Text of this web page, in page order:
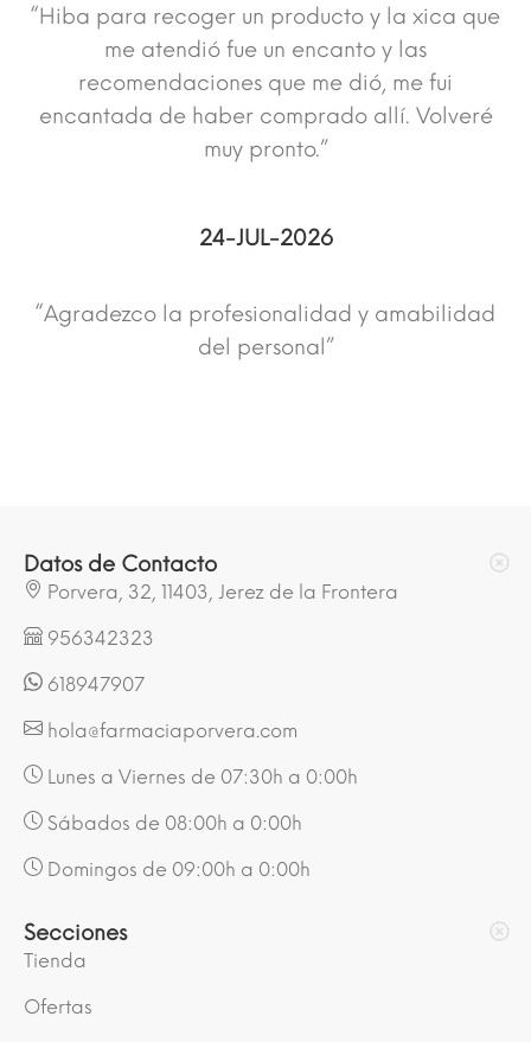
“Hiba para recoger un producto y la xica que
me atendió fue un encanto y las
recomendaciones que me dió, me fui
encantada de haber comprado allí. Volveré
muy pronto.”
24-JUL-2026
“Agradezco la profesionalidad y amabilidad
del personal”
Datos de Contacto
Porvera, 32, 11403, Jerez de la Frontera
956342323
618947907
hola@farmaciaporvera.com
Lunes a Viernes de 07:30h a 0:00h
Sábados de 08:00h a 0:00h
Domingos de 09:00h a 0:00h
Secciones
Tienda
Ofertas